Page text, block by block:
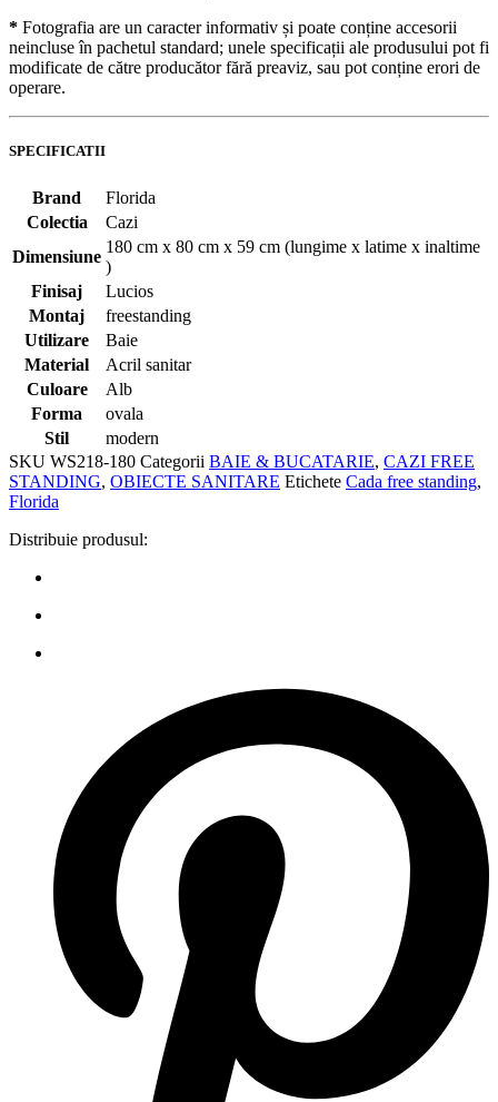
* Fotografia are un caracter informativ și poate conține accesorii
neincluse în pachetul standard; unele specificații ale produsului pot fi
modificate de către producător fără preaviz, sau pot conține erori de
operare.
SPECIFICATII
Brand
Florida
Colectia
Cazi
Dimensiune
180 cm x 80 cm x 59 cm (lungime x latime x inaltime
)
Finisaj
Lucios
Montaj
freestanding
Utilizare
Baie
Material
Acril sanitar
Culoare
Alb
Forma
ovala
Stil
modern
SKU WS218-180 Categorii BAIE & BUCATARIE, CAZI FREE
STANDING, OBIECTE SANITARE Etichete Cada free standing,
Florida
Distribuie produsul: